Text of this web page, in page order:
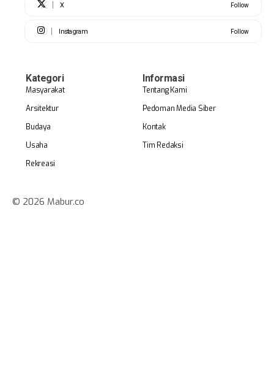
X Follow
Instagram Follow
Kategori
Masyarakat
Arsitektur
Budaya
Usaha
Rekreasi
Informasi
Tentang Kami
Pedoman Media Siber
Kontak
Tim Redaksi
© 2026 Mabur.co